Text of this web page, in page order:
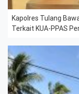
Kapolres Tulang
Terkait KUA-PPAS